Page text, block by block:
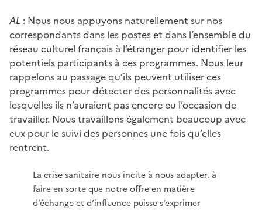
AL : Nous nous appuyons naturellement sur nos
correspondants dans les postes et dans l’ensemble du
réseau culturel français à l’étranger pour identifier les
potentiels participants à ces programmes. Nous leur
rappelons au passage qu’ils peuvent utiliser ces
programmes pour détecter des personnalités avec
lesquelles ils n’auraient pas encore eu l’occasion de
travailler. Nous travaillons également beaucoup avec
eux pour le suivi des personnes une fois qu’elles
rentrent.
La crise sanitaire nous incite à nous adapter, à
faire en sorte que notre offre en matière
d’échange et d’influence puisse s’exprimer